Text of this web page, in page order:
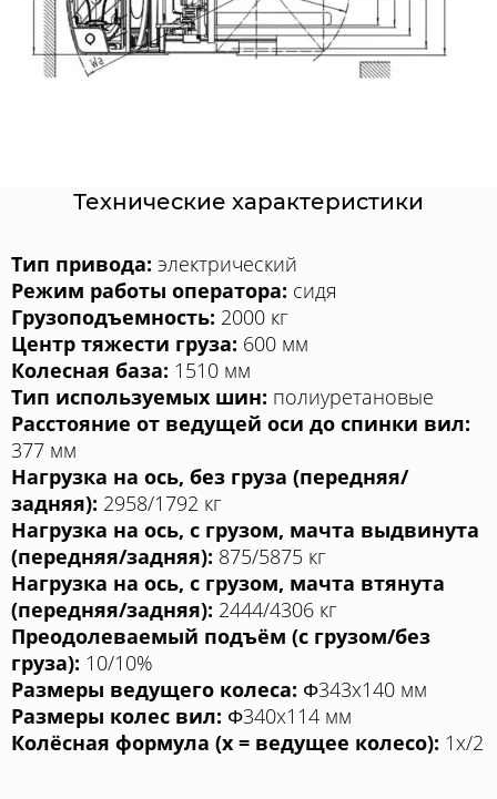
Технические характеристики
Тип привода: электрический
Режим работы оператора: сидя
Грузоподъемность: 2000 кг
Центр тяжести груза: 600 мм
Колесная база: 1510 мм
Тип используемых шин: полиуретановые
Расстояние от ведущей оси до спинки вил:
377 мм
Нагрузка на ось, без груза (передняя/
задняя): 2958/1792 кг
Нагрузка на ось, с грузом, мачта выдвинута
(передняя/задняя): 875/5875 кг
Нагрузка на ось, с грузом, мачта втянута
(передняя/задняя): 2444/4306 кг
Преодолеваемый подъём (с грузом/без
груза): 10/10%
Размеры ведущего колеса: Φ343x140 мм
Размеры колес вил: Φ340x114 мм
Колёсная формула (x = ведущее колесо): 1x/2